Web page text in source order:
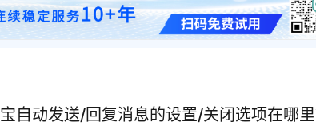
自动发送/回复消息的设置/关闭选项在哪